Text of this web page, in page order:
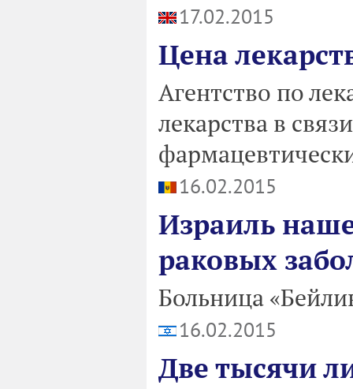
17.02.2015
Цена
Агентство по
лекарства в
16.02.2015
Израиль
раковых
Больница
16.02.2015
Две тысячи